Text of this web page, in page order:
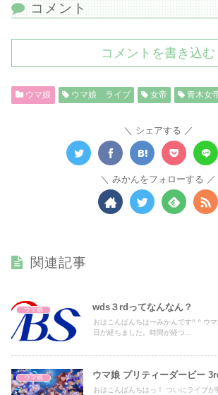
コメント
コメントを書き込む
ウマ娘 ウマ娘 ライブ 女帝 青木女
シェアする
みかんをフォローする
関連記事
ウマ娘 wds３rdってなんなん？
おはこんばんちは〜みかんです^ ^ ウ
日が経ちました。時間が経つ...
ウマ娘 ウマ娘 プリティーダービー
おはこんばんちはっ！ ついにライブが